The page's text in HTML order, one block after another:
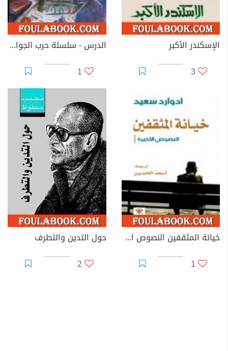
الإسكندر الأكبر
3
الدرس - سلسلة حرب الجواسيس
1
خيانة المثقفين النصوص الأخيرة
1
حول التدين والتطرف
2